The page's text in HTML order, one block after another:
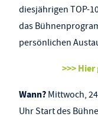
diesjährigen TOP-
das
persönlichen
>>>
Wann? Mittwoch,
Uhr Start des